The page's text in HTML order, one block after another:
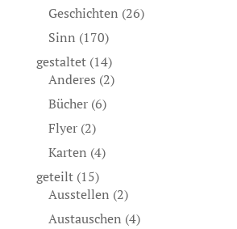
Geschichten (26)
Sinn (170)
gestaltet(14)
Anderes (2)
Bücher(6)
Flyer(2)
Karten (4)
geteilt(15)
Ausstellen (2)
Austauschen (4)